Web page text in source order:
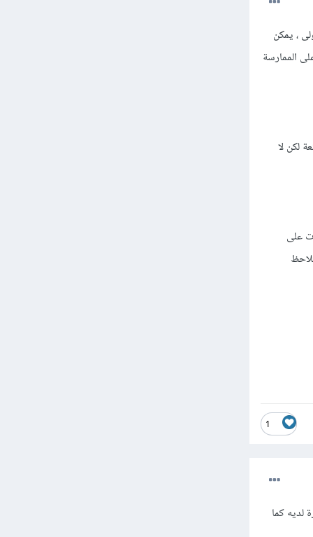
، يمكن
الممارسة
لكن لا
على
1
لديه كما